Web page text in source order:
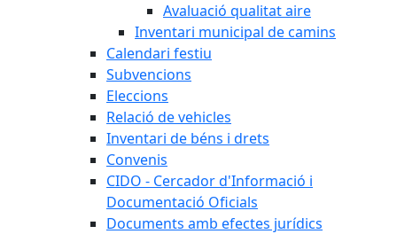
Avaluació qualitat aire
Inventari municipal de camins
Calendari festiu
Subvencions
Eleccions
Relació de vehicles
Inventari de béns i drets
Convenis
CIDO - Cercador d'Informació i
Documentació Oficials
Documents amb efectes jurídics